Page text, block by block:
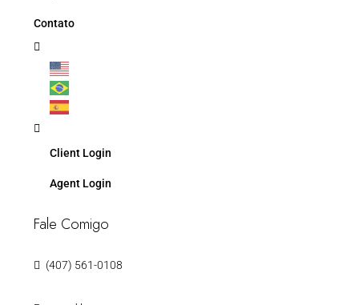
Contato
Client Login
Agent Login
Fale Comigo
(407) 561-0108